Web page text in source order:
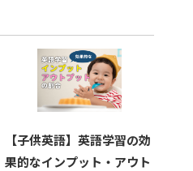
【子供英語】英語学習の効
果的なインプット・アウト